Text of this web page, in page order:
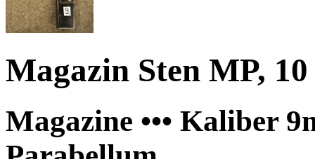
Magazin Sten MP, 10
Magazine ••• Kaliber